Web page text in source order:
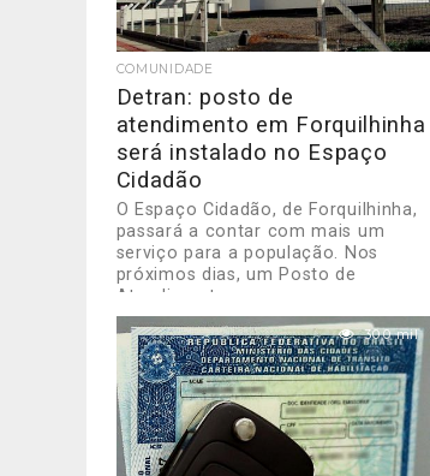
COMUNIDADE
Detran: posto de
atendimento em Forquilhinha
será instalado no Espaço
Cidadão
O Espaço Cidadão, de Forquilhinha,
passará a contar com mais um
serviço para a população. Nos
próximos dias, um Posto de
Atendimento...
30.0 mil